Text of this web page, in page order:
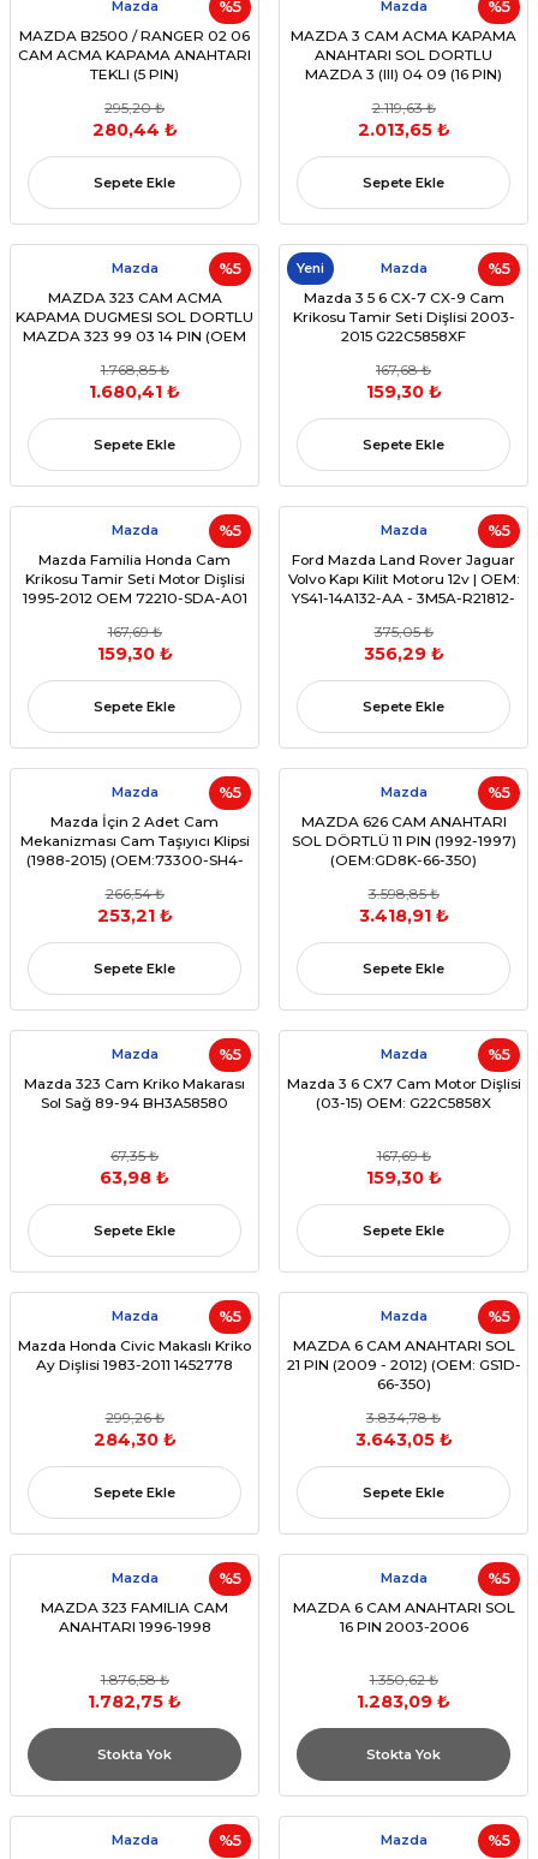
%5
Mazda
MAZDA B2500 / RANGER 02 06
CAM ACMA KAPAMA ANAHTARI
TEKLI (5 PIN)
295,20 ₺
280,44 ₺
Sepete Ekle
%5
Mazda
MAZDA 3 CAM ACMA KAPAMA
ANAHTARI SOL DORTLU
MAZDA 3 (III) 04 09 (16 PIN)
2.119,63 ₺
2.013,65 ₺
Sepete Ekle
%5
Mazda
MAZDA 323 CAM ACMA
KAPAMA DUGMESI SOL DORTLU
MAZDA 323 99 03 14 PIN (OEM
1.768,85 ₺
1.680,41 ₺
Sepete Ekle
%5
Yeni Mazda
Mazda 3 5 6 CX-7 CX-9 Cam
Krikosu Tamir Seti Dişlisi 2003-
2015 G22C5858XF
167,68 ₺
159,30 ₺
Sepete Ekle
%5
Mazda
Mazda Familia Honda Cam
Krikosu Tamir Seti Motor Dişlisi
1995-2012 OEM 72210-SDA-A01
167,69 ₺
159,30 ₺
Sepete Ekle
%5
Mazda
Ford Mazda Land Rover Jaguar
Volvo Kapı Kilit Motoru 12v | OEM:
YS41-14A132-AA - 3M5A-R21812-
375,05 ₺
356,29 ₺
Sepete Ekle
%5
Mazda
Mazda İçin 2 Adet Cam
Mekanizması Cam Taşıyıcı Klipsi
(1988-2015) (OEM:73300-SH4-
266,54 ₺
253,21 ₺
Sepete Ekle
%5
Mazda
MAZDA 626 CAM ANAHTARI
SOL DÖRTLÜ 11 PIN (1992-1997)
(OEM:GD8K-66-350)
3.598,85 ₺
3.418,91 ₺
Sepete Ekle
%5
Mazda
Mazda 323 Cam Kriko Makarası
Sol Sağ 89-94 BH3A58580
67,35 ₺
63,98 ₺
Sepete Ekle
%5
Mazda
Mazda 3 6 CX7 Cam Motor Dişlisi
(03-15) OEM: G22C5858X
167,69 ₺
159,30 ₺
Sepete Ekle
%5
Mazda
Mazda Honda Civic Makaslı Kriko
Ay Dişlisi 1983-2011 1452778
299,26 ₺
284,30 ₺
Sepete Ekle
%5
Mazda
MAZDA 6 CAM ANAHTARI SOL
21 PIN (2009 - 2012) (OEM: GS1D-
66-350)
3.834,78 ₺
3.643,05 ₺
Sepete Ekle
%5
Mazda
MAZDA 323 FAMILIA CAM
ANAHTARI 1996-1998
1.876,58 ₺
1.782,75 ₺
Stokta Yok
%5
Mazda
MAZDA 6 CAM ANAHTARI SOL
16 PIN 2003-2006
1.350,62 ₺
1.283,09 ₺
Stokta Yok
%5
Mazda %5
Mazda